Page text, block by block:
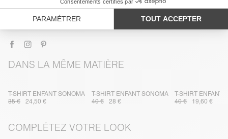
LIVRAISON ET RETOURS
DANS LA MÊME MATIÈRE
T-SHIRT ENFANT SONOMA
35 €
24,50 €
T-SHIRT ENFANT SONOMA
40 €
28 €
T-SHIRT ENFANT
40 €
19,60 €
COMPLÉTEZ VOTRE LOOK